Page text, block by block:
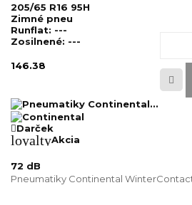
205/65 R16 95H
Zimné pneu
Runflat: ---
Zosilnené: ---
146.38
Darček
loyaltyAkcia
72 dB
Pneumatiky Continental WinterContact